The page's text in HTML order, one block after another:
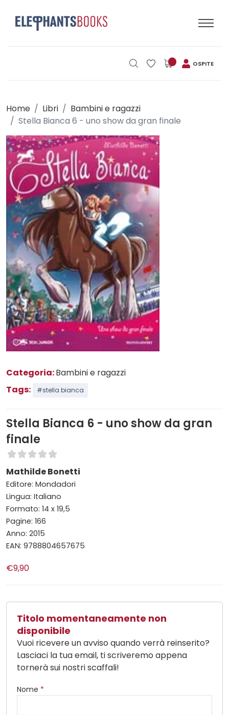
OSPITE
Home Libri
Bambini e ragazzi
Stella Bianca 6 - uno show da gran finale
Categoria:Bambini e ragazzi
Tags:
#stella bianca
Stella Bianca 6 - uno show da gran
finale
Mathilde Bonetti
Editore: Mondadori
Lingua: Italiano
Formato: 14 x 19,5
Pagine: 166
Anno: 2015
EAN: 9788804657675
€9,90
Titolo momentaneamente non
disponibile
Vuoi ricevere un avviso quando verrà reinserito?
Lasciaci la tua email, ti scriveremo appena
tornerà sui nostri scaffali!
Nome *